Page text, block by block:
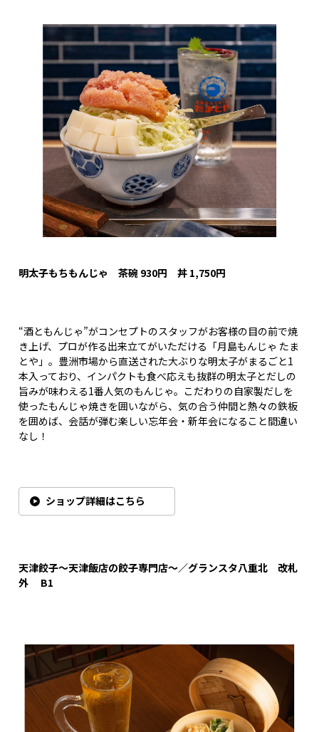
明太子もちもんじゃ 茶碗 930円 丼 1,750円
“酒ともんじゃ”がコンセプトのスタッフがお客様の目の前で焼
き上げ、プロが作る出来立てがいただける「月島もんじゃ たま
とや」。豊洲市場から直送された大ぶりな明太子がまるごと1
本入っており、インパクトも食べ応えも抜群の明太子とだしの
旨みが味わえる1番人気のもんじゃ。こだわりの自家製だしを
使ったもんじゃ焼きを囲いながら、気の合う仲間と熱々の鉄板
を囲めば、会話が弾む楽しい忘年会・新年会になること間違い
なし！
ショップ詳細はこちら
天津餃子～天津飯店の餃子専門店～／グランスタ八重北 改札
外 B1